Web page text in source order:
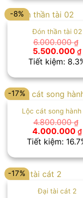
-8%
Đón thần tài 02
6.000.000₫
Giá
gốc
là:
5.500.000 ₫
Tiết kiệm:
-17%
Lộc cát song
4.800.000₫
Giá
gốc
là:
4.000.000 ₫
Tiết kiệm:
-17%
Đại tài cát 2